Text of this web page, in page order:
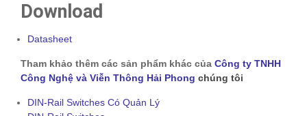
Download
Datasheet
Tham khảo thêm các sản phẩm khác của Công ty TNHH
Công Nghệ và Viễn Thông Hải Phong chúng tôi
DIN-Rail Switches Có Quản Lý